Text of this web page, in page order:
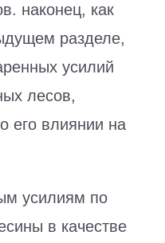
наконец, как
разделе,
усилий
лесов,
его влиянии на
усилиям по
в качестве